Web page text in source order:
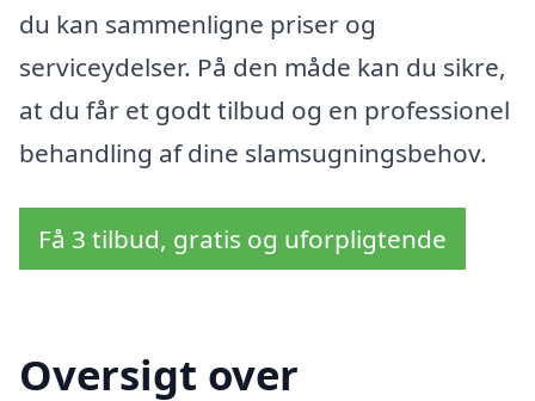
du kan sammenligne priser og
serviceydelser. På den måde kan du sikre,
at du får et godt tilbud og en professionel
behandling af dine slamsugningsbehov.
Få 3 tilbud, gratis og uforpligtende
Oversigt over